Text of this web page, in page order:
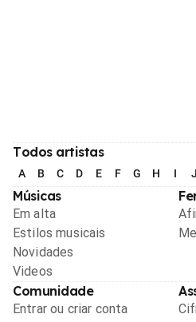
Todos artistas
A B C D E F G H I J
Músicas
Em alta
Estilos musicais
Novidades
Videos
Comunidade
Entrar ou criar conta